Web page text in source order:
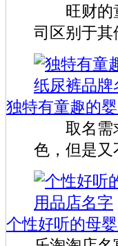
旺财的
司区别于其
独特有童趣的
取名需求
色，但是又
个性好听的母